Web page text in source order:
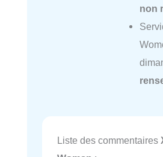
non
Liste des commentaires